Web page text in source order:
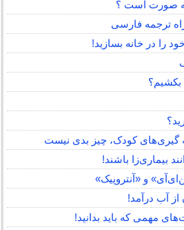
صورت است ؟
ترجمه فارسی
را در خانه بسازید!
بکشیم؟
گیری‌های کودک، چیز بدی نیست
و «آنتروپیک»
آب درآمد!
مهمی که باید بدانید!